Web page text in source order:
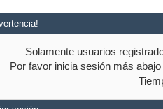
Solamente usuarios
Por favor inicia sesión más abajo